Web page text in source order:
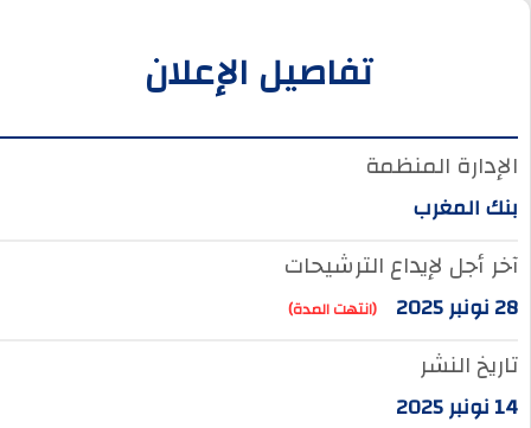
وظائف الجماعات الترابية
Entreprises
تفاصيل الإعلان
الإدارة المنظمة
بنك المغرب
آخر أجل لإيداع الترشيحات
28 نونبر 2025 (انتهت المدة)
تاريخ النشر
14 نونبر 2025